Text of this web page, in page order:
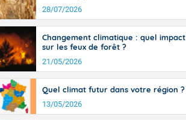
Rhône-
entrées
aux
du
28/07/2026
Changement climatique : quel impact
sur les feux de forêt ?
21/05/2026
Quel climat futur dans votre région ?
13/05/2026